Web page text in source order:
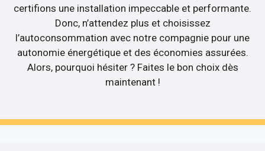
certifions une installation impeccable et performante.
Donc, n’attendez plus et choisissez
l’autoconsommation avec notre compagnie pour une
autonomie énergétique et des économies assurées.
Alors, pourquoi hésiter ? Faites le bon choix dès
maintenant !